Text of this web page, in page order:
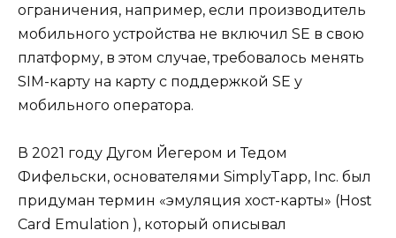
ограничения, например, если производитель
мобильного устройства не включил SE в свою
платформу, в этом случае, требовалось менять
SIM-карту на карту с поддержкой SE у
мобильного оператора.
В 2021 году Дугом Йегером и Тедом
Фифельски, основателями SimplyTapp, Inc. был
придуман термин «эмуляция хост-карты» (Host
Card Emulation ), который описывал